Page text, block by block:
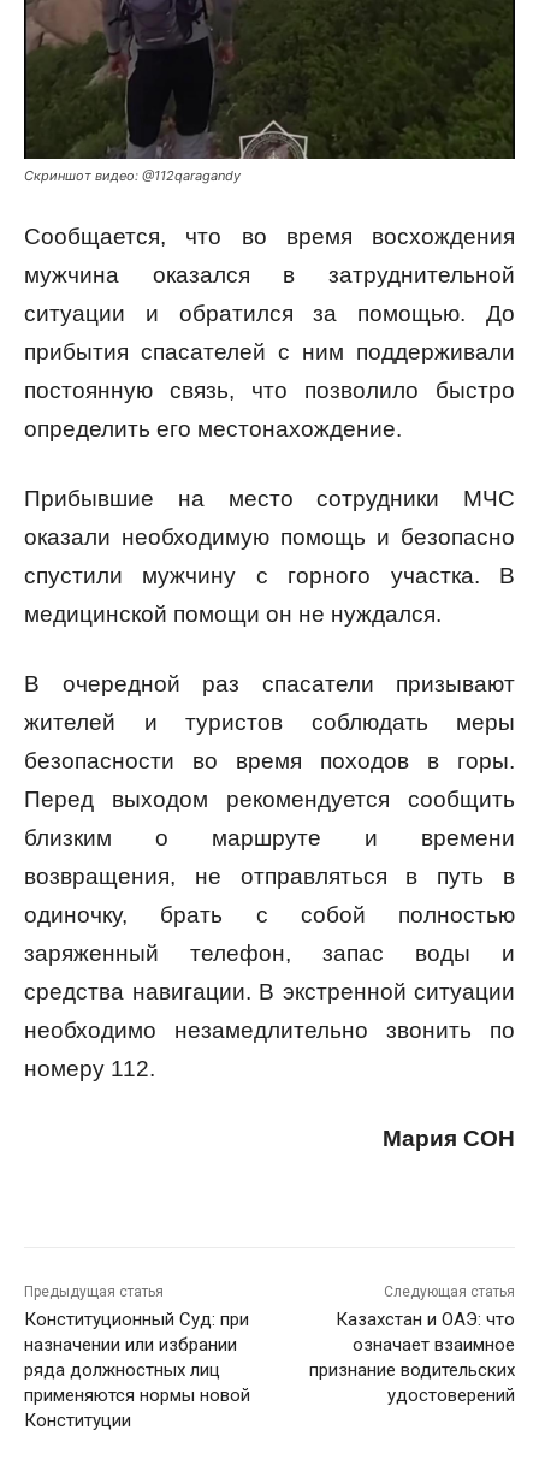
Скриншот видео: @112qaragandy
Сообщается, что во время восхождения
мужчина оказался в затруднительной
ситуации и обратился за помощью. До
прибытия спасателей с ним поддерживали
постоянную связь, что позволило быстро
определить его местонахождение.
Прибывшие на место сотрудники МЧС
оказали необходимую помощь и безопасно
спустили мужчину с горного участка. В
медицинской помощи он не нуждался.
В очередной раз спасатели призывают
жителей и туристов соблюдать меры
безопасности во время походов в горы.
Перед выходом рекомендуется сообщить
близким о маршруте и времени
возвращения, не отправляться в путь в
одиночку, брать с собой полностью
заряженный телефон, запас воды и
средства навигации. В экстренной ситуации
необходимо незамедлительно звонить по
номеру 112.
Мария СОН
Предыдущая статья
Конституционный Суд: при
назначении или избрании
ряда должностных лиц
применяются нормы новой
Конституции
Следующая статья
Казахстан и ОАЭ: что
означает взаимное
признание водительских
удостоверений